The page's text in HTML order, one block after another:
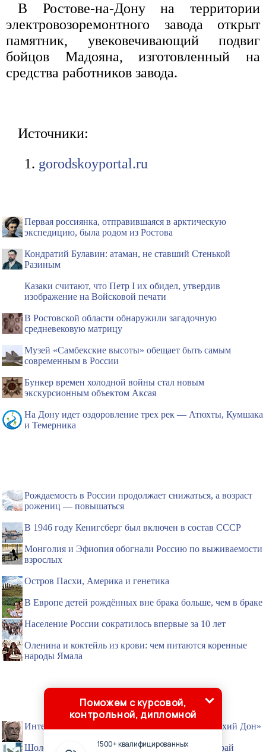
В Ростове-на-Дону на территории
электровозоремонтного завода открыт
памятник, увековечивающий подвиг
бойцов Мадояна, изготовленный на
средства работников завода.
Источники:
gorodskoyportal.ru
Первая россиянка, отправившаяся в арктическую
экспедицию, была родом из Ростова
Кондратий Булавин: атаман, не ставший Стенькой
Разиным
Казаки считают, что Петр I их обидел, утвердив
изображение на Войсковой печати
В Ростовской области обнаружили загадочную
средневековую матрицу
Музей «Самбекские высоты» обещает быть самым
современным в России
Бункер времен холодной войны стал новым
экскурсионным объектом Аксая
На Дону идет оздоровление трех рек — Атюхты, Кумшака
и Темерника
Рождаемость в России продолжает снижаться, а возраст
рожениц — повышаться
В 1946 году Кенигсберг был включен в состав СССР
Монголия и Эфиопия обогнали Россию по выживаемости
взрослых
Остров Пасхи, Америка и генетика
В Европе детей рождённых вне брака больше, чем в браке
Население России сократилось впервые за 10 лет
Оленина и коктейль из крови: чем питаются коренные
народы Ямала
Интересные факты об экранизациях романа «Тихий Дон»
Шолохов всеми силами развивал свой родной край
Поможем с курсовой,
контрольной, дипломной
1500+ квалифицированных